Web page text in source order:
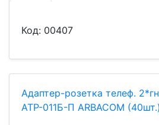
Код: 00407
Адаптер-розетка телеф.
АТР-011Б-П ARBACOM (40шт.)